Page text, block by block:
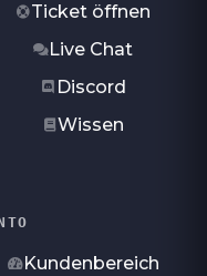
Ticket öffnen
Live Chat
Discord
Wissen
Kundenbereich